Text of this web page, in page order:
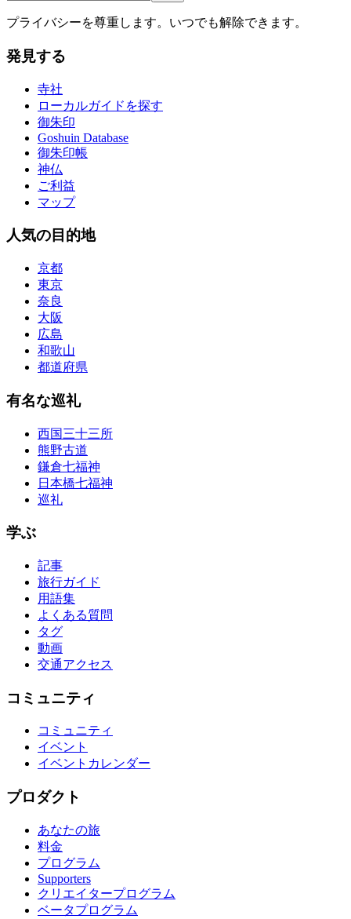
プライバシーを尊重します。いつでも解除できます。
発見する
寺社
ローカルガイドを探す
御朱印
Goshuin Database
御朱印帳
神仏
ご利益
マップ
人気の目的地
京都
東京
奈良
大阪
広島
和歌山
都道府県
有名な巡礼
西国三十三所
熊野古道
鎌倉七福神
日本橋七福神
巡礼
学ぶ
記事
旅行ガイド
用語集
よくある質問
タグ
動画
交通アクセス
コミュニティ
コミュニティ
イベント
イベントカレンダー
プロダクト
あなたの旅
料金
プログラム
Supporters
クリエイタープログラム
ベータプログラム